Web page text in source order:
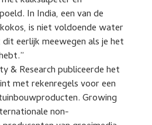
In India, een van de
is niet voldoende water
eerlijk meewegen als je het
& Research publiceerde het
met rekenregels voor een
Growing
non-